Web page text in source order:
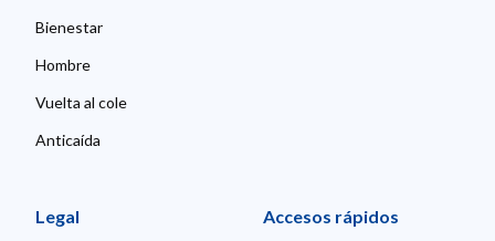
Bienestar
Hombre
Vuelta al cole
Anticaída
Legal Accesos rápidos